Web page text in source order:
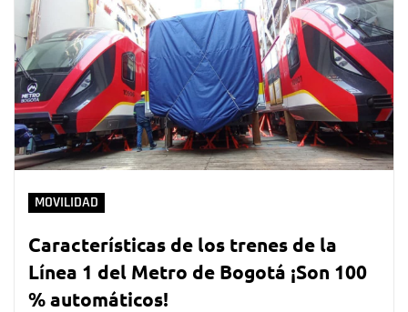
MOVILIDAD
Características de los trenes de la
Línea 1 del Metro de Bogotá ¡Son 100
% automáticos!